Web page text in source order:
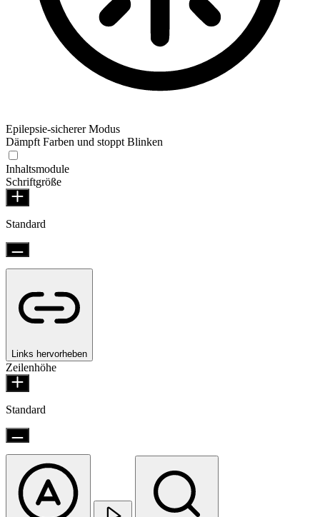
Epilepsie-sicherer Modus
Dämpft Farben und stoppt Blinken
Inhaltsmodule
Schriftgröße
Standard
Links hervorheben
Zeilenhöhe
Standard